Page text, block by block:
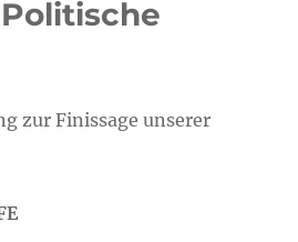
zur Finissage unserer